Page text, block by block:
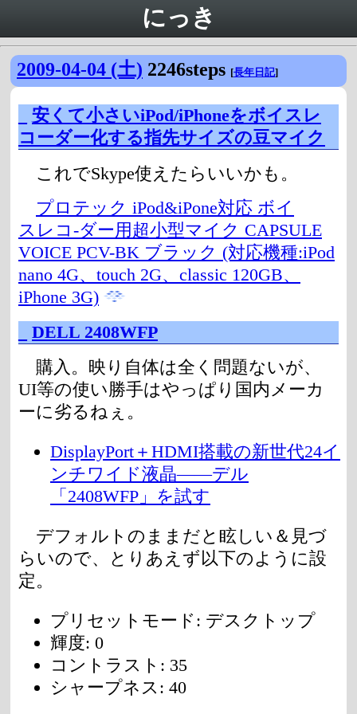
にっき
2009-04-04 (土) 2246steps [長年日記]
安くて小さいiPod/iPhoneをボイスレ
コーダー化する指先サイズの豆マイク
これでSkype使えたらいいかも。
プロテック iPod&iPone対応 ボイ
スレコ-ダー用超小型マイク CAPSULE
VOICE PCV-BK ブラック (対応機種:iPod
nano 4G、touch 2G、classic 120GB、
iPhone 3G)
DELL 2408WFP
購入。映り自体は全く問題ないが、
UI等の使い勝手はやっぱり国内メーカ
ーに劣るねぇ。
DisplayPort＋HDMI搭載の新世代24イ
ンチワイド液晶――デル
「2408WFP」を試す
デフォルトのままだと眩しい＆見づ
らいので、とりあえず以下のように設
定。
プリセットモード: デスクトップ
輝度: 0
コントラスト: 35
シャープネス: 40